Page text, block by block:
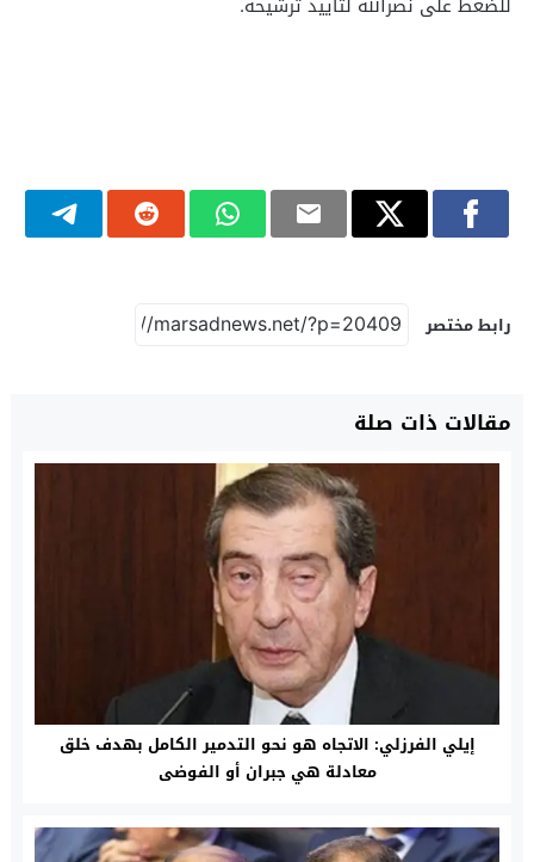
رابط مختصر
مقالات ذات صلة
إيلي الفرزلي: الاتجاه هو نحو التدمير الكامل بهدف خلق
معادلة هي جبران أو الفوضى